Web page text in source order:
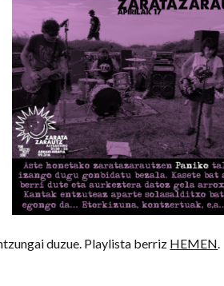
duzue. Playlista berriz HEMEN.